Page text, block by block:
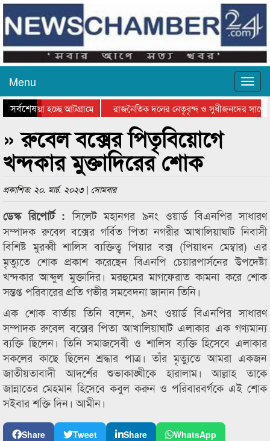
Menu
সর্বশেষ
যাওয়া হচ্ছে আটগ্রামে
রাজনৈতিক দলের নেতৃবৃন্দ ও সুধীজনদের সাথে
সিলেটে বাংলাদেশ গ্রুপ থিয়েটার
» রুবেল বক্সের পিতৃবিয়োগে
খন্দকার মুক্তাদিরের শোক
প্রকাশিত: ২০. মার্চ. ২০২৩ | সোমবার
ডেস্ক রিপোর্ট : সিলেট মহানগর ৯নং ওয়ার্ড বিএনপির সাধারণ
সম্পাদক রুবেল বক্সের গর্বিত পিতা নগরীর আখালিয়াঘাট নিবাসী
বিশিষ্ট মুরব্বী শালিস ব্যক্তিত্ব পিয়ার বক্স (পিয়াধন মেম্বার) এর
মৃত্যুতে শোক প্রকাশ করেছেন বিএনপি চেয়ারপার্সনের উপদেষ্টা
খন্দকার আব্দুল মুক্তাদির। মরহুমের মাগফেরাত কামনা করে শোক
সন্তপ্ত পরিবারের প্রতি গভীর সমবেদনা জানান তিনি।
এক শোক বার্তায় তিনি বলেন, ৯নং ওয়ার্ড বিএনপির সাধারণ
সম্পাদক রুবেল বক্সের পিতা আখালিয়াঘাট এলাকার এক গণ্যমান্য
ব্যক্তি ছিলেন। তিনি সমাজসেবী ও শালিস ব্যক্তি হিসেবে এলাকার
সকলের কাছে ছিলেন শ্রদ্ধার পাত্র। তাঁর মৃত্যুতে আমরা একজন
জাতীয়তাবাদী আদর্শের শুভাকাঙ্খীকে হারালাম। আল্লাহ তাকে
জান্নাতের মেহমান হিসেবে কবুল করুন ও পরিবারবর্গকে এই শোক
সইবার শক্তি দিন। আমীন।
Share Tweet Share
WhatsApp